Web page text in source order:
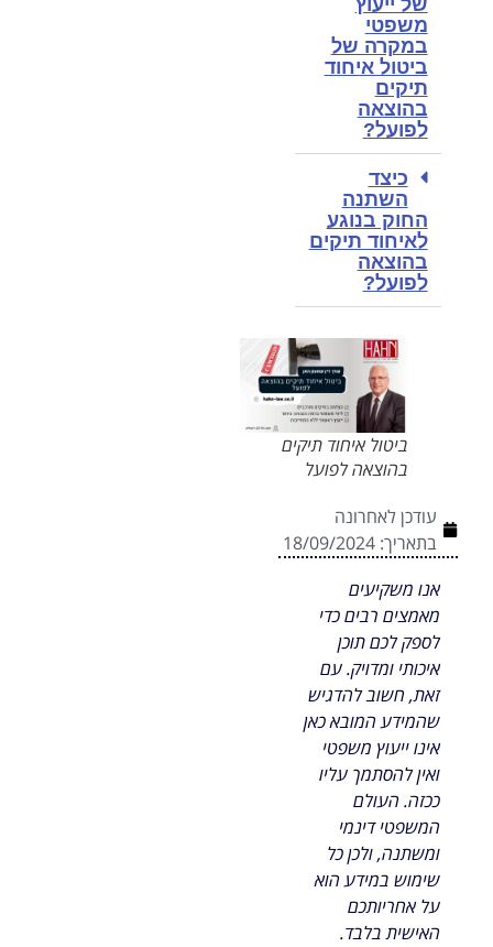
של ייעוץ
משפטי
במקרה של
ביטול איחוד
תיקים
בהוצאה
לפועל?
כיצד
השתנה
החוק בנוגע
לאיחוד תיקים
בהוצאה
לפועל?
ביטול איחוד תיקים
בהוצאה לפועל
עודכן לאחרונה
בתאריך: 18/09/2024
אנו משקיעים
מאמצים רבים כדי
לספק לכם תוכן
איכותי ומדויק. עם
זאת, חשוב להדגיש
שהמידע המובא כאן
אינו ייעוץ משפטי
ואין להסתמך עליו
ככזה. העולם
המשפטי דינמי
ומשתנה, ולכן כל
שימוש במידע הוא
על אחריותכם
האישית בלבד.